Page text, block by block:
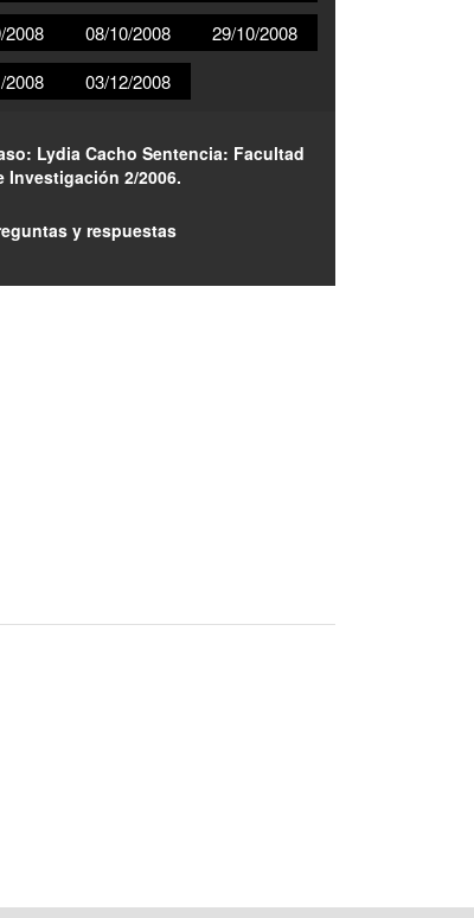
2008 08/10/2008
29/10/2008
2008
03/12/2008
Lydia Cacho Sentencia: Facultad
Investigación 2/2006.
y respuestas